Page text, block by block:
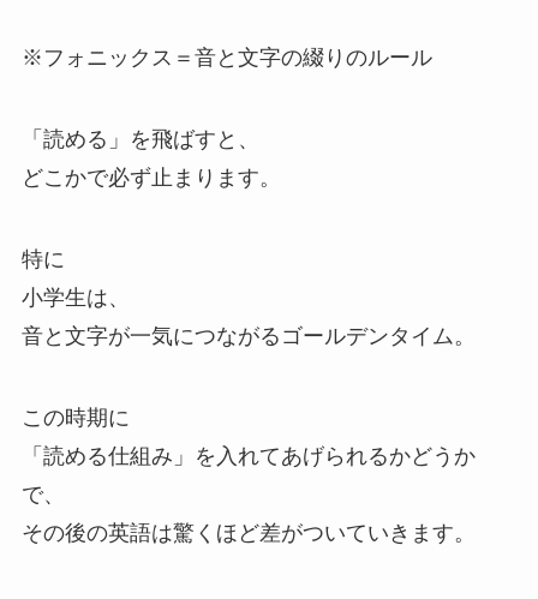
※フォニックス＝音と文字の綴りのルール
「読める」を飛ばすと、
どこかで必ず止まります。
特に
小学生は、
音と文字が一気につながるゴールデンタイム。
この時期に
「読める仕組み」を入れてあげられるかどうか
で、
その後の英語は驚くほど差がついていきます。